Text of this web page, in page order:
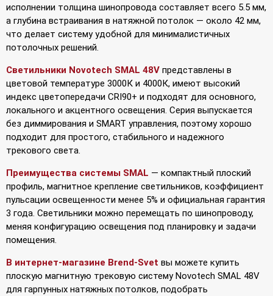
исполнении толщина шинопровода составляет всего 5.5 мм,
а глубина встраивания в натяжной потолок — около 42 мм,
что делает систему удобной для минималистичных
потолочных решений.
Светильники Novotech SMAL 48V представлены в
цветовой температуре 3000К и 4000К, имеют высокий
индекс цветопередачи CRI90+ и подходят для основного,
локального и акцентного освещения. Серия выпускается
без диммирования и SMART управления, поэтому хорошо
подходит для простого, стабильного и надежного
трекового света.
Преимущества системы SMAL — компактный плоский
профиль, магнитное крепление светильников, коэффициент
пульсации освещенности менее 5% и официальная гарантия
3 года. Светильники можно перемещать по шинопроводу,
меняя конфигурацию освещения под планировку и задачи
помещения.
В интернет-магазине Brend-Svet вы можете купить
плоскую магнитную трековую систему Novotech SMAL 48V
для гарпунных натяжных потолков, подобрать